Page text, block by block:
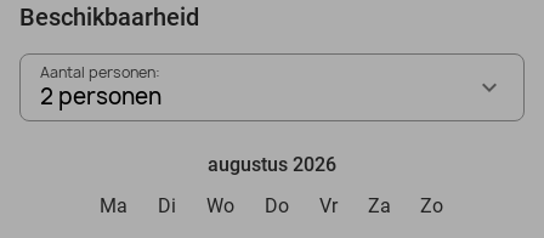
Beschikbaarheid
Aantal personen:
2 personen
augustus 2026
Ma
Di Wo Do Vr Za Zo